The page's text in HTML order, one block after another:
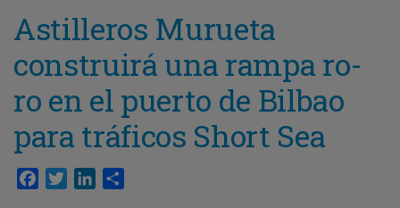
Astilleros Murueta
construirá una rampa ro-
ro en el puerto de Bilbao
para tráficos Short Sea
Facebook
TwitterLinkedIn